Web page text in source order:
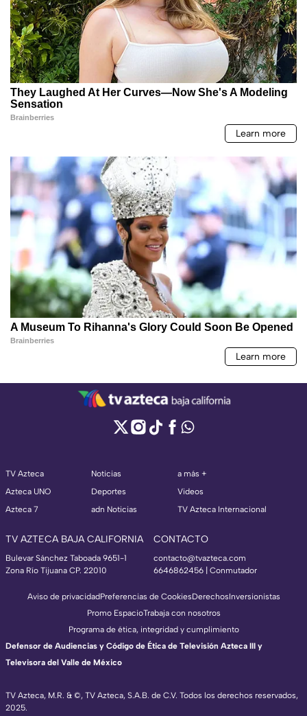
TV Azteca
Azteca UNO
Azteca 7
Noticias
Deportes
adn Noticias
a más +
Videos
TV Azteca Internacional
TV AZTECA BAJA CALIFORNIA
Bulevar Sánchez Taboada 9651-1
Zona Río Tijuana CP. 22010
CONTACTO
contacto@tvazteca.com
6646862456 | Conmutador
TV Azteca, M.R. & ©, TV Azteca, S.A.B. de C.V. Todos los derechos reservados,
2025.
Aviso de privacidadPreferencias de CookiesDerechosInversionistas
Promo EspacioTrabaja con nosotros
Programa de ética, integridad y cumplimiento
Defensor de Audiencias y Código de Ética de Televisión Azteca III y
Televisora del Valle de México